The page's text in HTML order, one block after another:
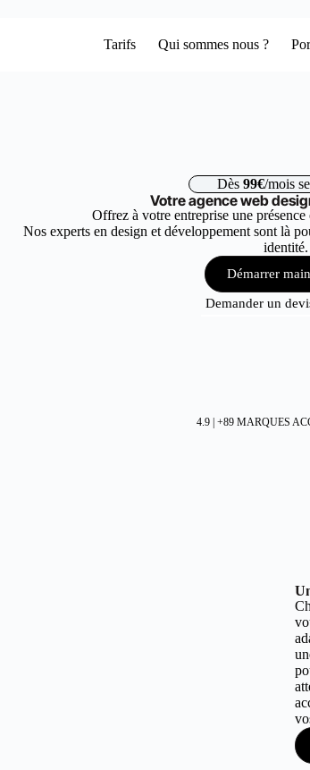
Tarifs Qui sommes nous ?
Dès 99€/mois
Votre agence web
Offrez à votre entreprise une
Nos experts en design et développement sont là
identité.
Démarrer
Demander un
4.9 | +89 MARQUES